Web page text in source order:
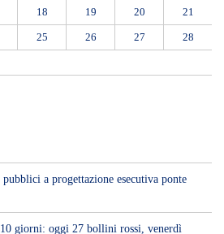
18 19 20 21
25 26 27 28
a progettazione esecutiva ponte
giorni: oggi 27 bollini rossi, venerdì